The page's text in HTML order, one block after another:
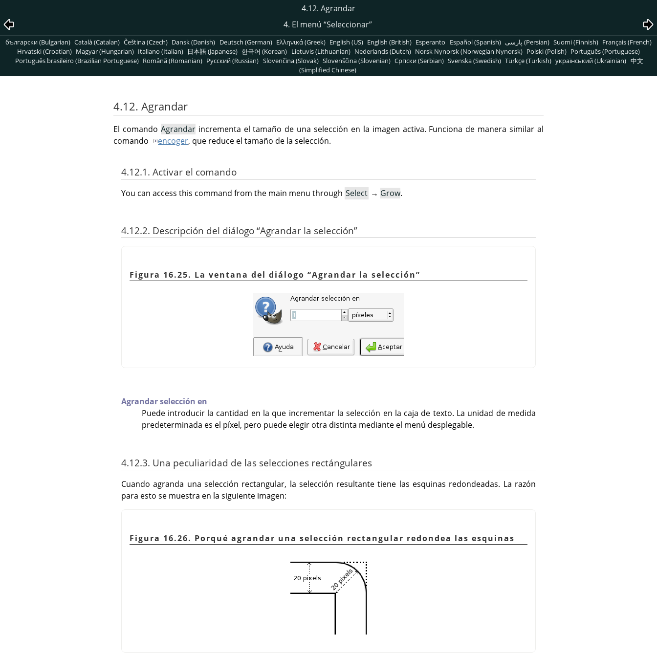
4.12. Agrandar
4. El menú “Seleccionar”
български (Bulgarian) Català (Catalan) Čeština (Czech) Dansk (Danish) Deutsch (German) Ελληνικά (Greek) English (US) English (British) Esperanto Español (Spanish) پارسی (Persian) Suomi (Finnish) Français (French)
Hrvatski (Croatian) Magyar (Hungarian) Italiano (Italian) 日本語 (Japanese) 한국어 (Korean) Lietuvis (Lithuanian) Nederlands (Dutch) Norsk Nynorsk (Norwegian Nynorsk) Polski (Polish) Português (Portuguese)
Português brasileiro (Brazilian Portuguese) Română (Romanian) Pусский (Russian) Slovenčina (Slovak) Slovenščina (Slovenian) Српски (Serbian) Svenska (Swedish) Türkçe (Turkish) український (Ukrainian) 中文
(Simplified Chinese)
4.12. Agrandar
El comando Agrandarincrementa el tamaño de una selección en la imagen activa. Funciona de manera similar al
comando
encoger, que reduce el tamaño de la selección.
4.12.1. Activar el comando
You can access this command from the main menu through Select → Grow.
4.12.2. Descripción del diálogo“Agrandar la selección”
Figura 16.25. La ventana del diálogo “Agrandar la selección”
Agrandar selección en
Puede introducir la cantidad en la que incrementar la selección en la caja de texto. La unidad de medida
predeterminada es el píxel, pero puede elegir otra distinta mediante el menú desplegable.
4.12.3. Una peculiaridad de las selecciones rectángulares
Cuando agranda una selección rectangular, la selección resultante tiene las esquinas redondeadas. La razón
para esto se muestra en la siguiente imagen:
Figura 16.26. Porqué agrandar una selección rectangular redondea las esquinas